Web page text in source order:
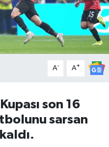
A- A+
son 16
sarsan